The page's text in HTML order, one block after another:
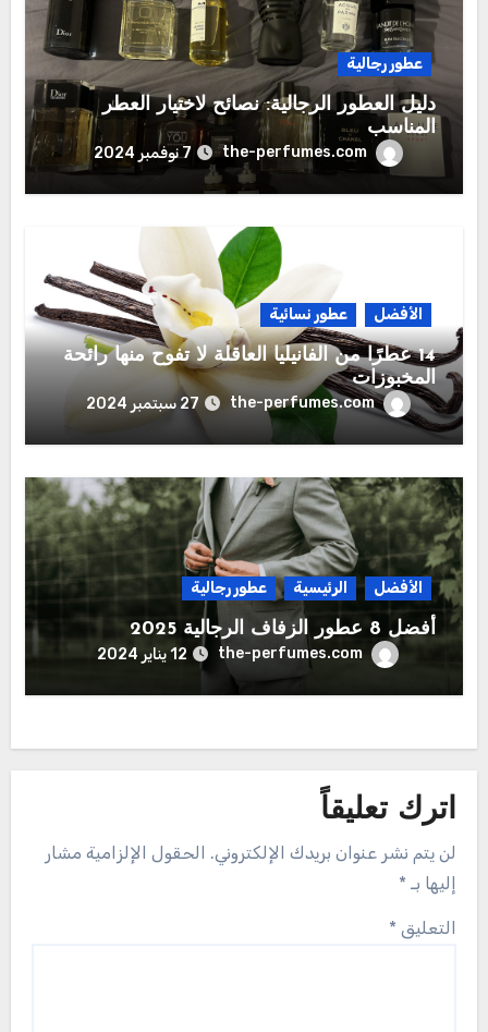
عطور رجالية
دليل العطور الرجالية: نصائح لاختيار العطر
المناسب
the-perfumes.com 7 نوفمبر 2024
الأفضل عطور نسائية
14 عطرًا من الفانيليا العاقلة لا تفوح منها رائحة
المخبوزات
the-perfumes.com 27 سبتمبر 2024
الأفضل الرئيسية عطور رجالية
أفضل 8 عطور الزفاف الرجالية 2025
the-perfumes.com 12 يناير 2024
اترك تعليقاً
لن يتم نشر عنوان بريدك الإلكتروني. الحقول الإلزامية مشار
إليها بـ *
التعليق *